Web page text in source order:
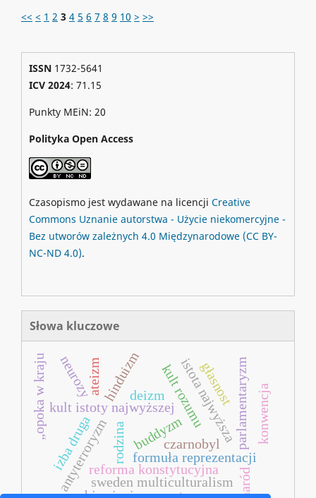
<< < 1 2 3 4 5 6 7 8 9 10 > >>
ISSN1732-5641
ICV 2024: 71.15
Punkty MEiN: 20
Polityka Open Access
Czasopismo jest wydawane na licencji Creative
Commons Uznanie autorstwa - Użycie niekomercyjne -
Bez utworów zależnych 4.0 Międzynarodowe (CC BY-
NC-ND 4.0).
Słowa kluczowe
rodzina
reforma konstytucyjna
istota najwyższa
kult istoty najwyższejkult rozumu
formuła reprezentacji
izba druga parlamentaryzm
hinduizm
buddyzm
antyterroryzm czarnobyl konwencja
deizm głasnost
sweden multiculturalism
neurozyateizm
naród
„opoka w kraju